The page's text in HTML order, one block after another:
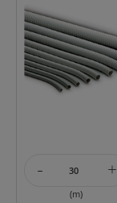
- +
(m)